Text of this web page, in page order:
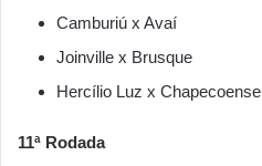
Camburiú x Avaí
Joinville x Brusque
Hercílio Luz x Chapecoense
11ª Rodada